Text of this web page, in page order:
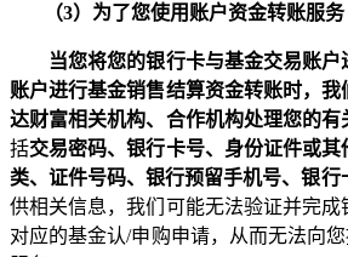
（3）为了您使用账户资金转账服务
当您将您的银行卡与基金交易账
账户进行基金销售结算资金转账时，
达财富相关机构、合作机构处理您的有
括交易密码、银行卡号、身份证件或
类、证件号码、银行预留手机号、银行
供相关信息，我们可能无法验证并完成
对应的基金认/申购申请，从而无法向